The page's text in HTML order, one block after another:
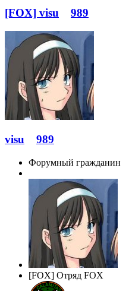
[FOX] visu 989
visu 989
Форумный гражданин
[FOX] Отряд FOX